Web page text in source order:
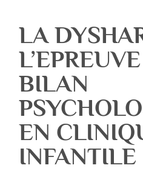
LA
BILAN
EN
INFANTILE